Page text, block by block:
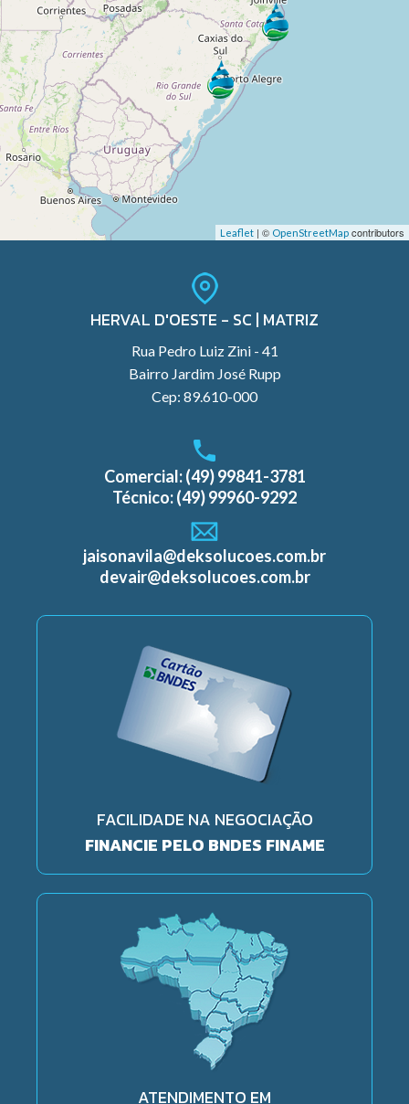
Leaflet | © OpenStreetMap contributors
HERVAL D'OESTE - SC | MATRIZ
Rua Pedro Luiz Zini - 41
Bairro Jardim José Rupp
Cep: 89.610-000
Comercial: (49) 99841-3781
Técnico: (49) 99960-9292
jaisonavila@deksolucoes.com.br
devair@deksolucoes.com.br
FACILIDADE NA NEGOCIAÇÃO
FINANCIE PELO BNDES FINAME
ATENDIMENTO EM